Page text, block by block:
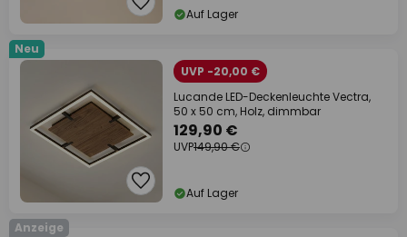
Auf Lager
Neu
UVP -20,00 €
Lucande LED-Deckenleuchte Vectra,
50 x 50 cm, Holz, dimmbar
129,90 €
UVP149,90 €
Auf Lager
Anzeige